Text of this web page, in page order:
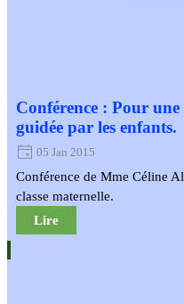
Conférence : Pour
guidée par les enfants.
05 Jan 2015
Conférence de Mme Céline
classe maternelle.
Lire